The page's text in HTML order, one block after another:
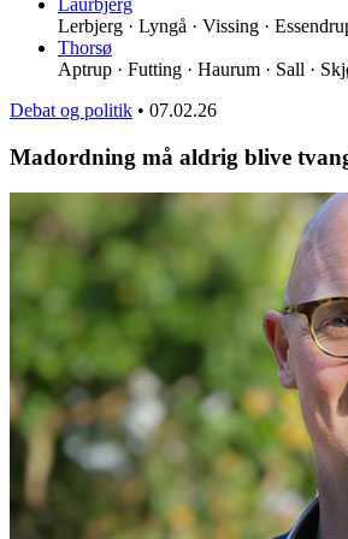
Lerbjerg · Lyngå · Vissing ·
Thorsø
Aptrup · Futting · Haurum · Sall ·
Debat og politik • 07.02.26
Madordning må aldrig blive